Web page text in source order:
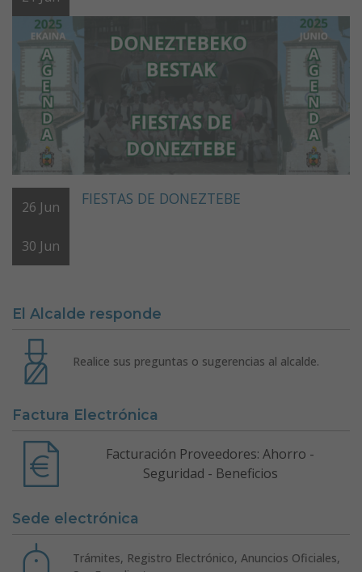
26 Jun
30 Jun
FIESTAS DE DONEZTEBE
El Alcalde responde
Realice sus preguntas o sugerencias al alcalde.
Factura Electrónica
Facturación Proveedores: Ahorro -
Seguridad - Beneficios
Sede electrónica
Trámites, Registro Electrónico, Anuncios Oficiales,